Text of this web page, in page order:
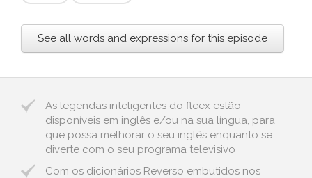
See all words and expressions for this episode
As legendas inteligentes do fleex estão
disponíveis em inglês e/ou na sua língua, para
que possa melhorar o seu inglês enquanto se
diverte com o seu programa televisivo
Com os dicionários Reverso embutidos nos